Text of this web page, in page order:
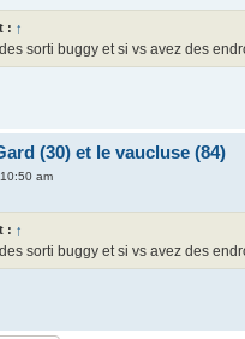
: ↑
sorti buggy et si vs avez des
(30) et le vaucluse (84)
am
: ↑
sorti buggy et si vs avez des